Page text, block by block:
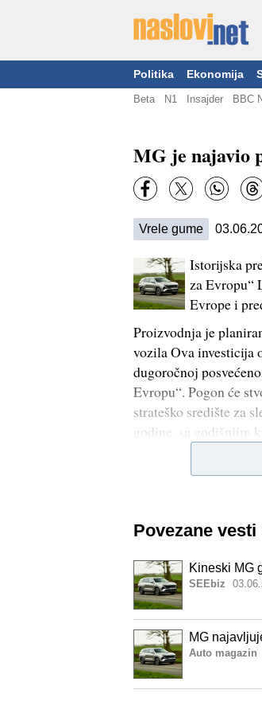
Politika Ekonomija
Beta N1 Insajder BBC
MG je najavio
Vrele gume
Istorijska
za Evropu“
Evrope i
Proizvodnja je
vozila Ova investicija
dugoročnoj
Evropu“. Pogon će
strateško središte za
godine, sa godišnjim
Povezane vesti
Kineski MG
SEEbiz
MG
Auto magazin